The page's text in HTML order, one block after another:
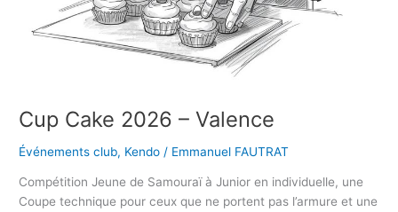
Cup Cake 2026 – Valence
Événements club, Kendo / Emmanuel FAUTRAT
Compétition Jeune de Samouraï à Junior en individuelle, une
Coupe technique pour ceux que ne portent pas l’armure et une